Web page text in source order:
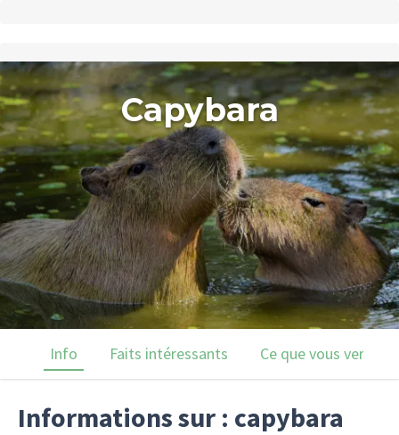
Capybara
Info Faits intéressants Ce que vous verrez
Informations sur : capybara